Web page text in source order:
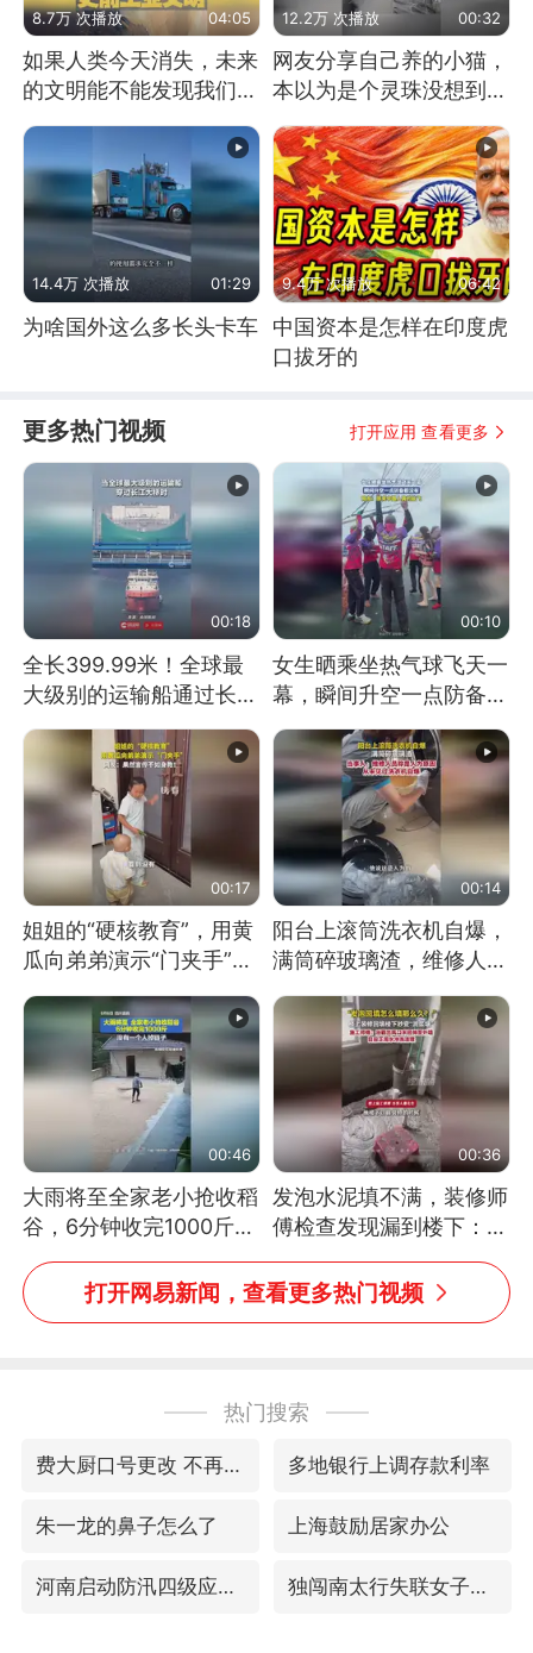
8.7万 次播放 04:05
如果人类今天消失，未来
的文明能不能发现我们存
12.2万 次播放 00:32
网友分享自己养的小猫，
本以为是个灵珠没想到是
14.4万 次播放 01:29
为啥国外这么多长头卡车
9.4万 次播放 06:42
中国资本是怎样在印度虎
口拔牙的
更多热门视频 打开应用 查看更多
00:18
全长399.99米！全球最
大级别的运输船通过长江
大桥这一幕，太震撼了！
00:10
女生晒乘坐热气球飞天一
幕，瞬间升空一点防备都
没有
00:17
姐姐的“硬核教育”，用黄
瓜向弟弟演示“门夹手”，
网友：果然言传不如身
教！
00:14
阳台上滚筒洗衣机自爆，
满筒碎玻璃渣，维修人员
称是人为原因，从未见过
洗衣机自爆
00:46
大雨将至全家老小抢收稻
谷，6分钟收完1000斤，
没有一个人掉链子
00:36
发泡水泥填不满，装修师
傅检查发现漏到楼下：出
风口未延伸到外墙
打开网易新闻，查看更多热门视频
热门搜索
费大厨口号更改 不再宣传小炒肉大王 多地银行上调存款利率
朱一龙的鼻子怎么了 上海鼓励居家办公
河南启动防汛四级应急响应 独闯南太行失联女子遗体已找到